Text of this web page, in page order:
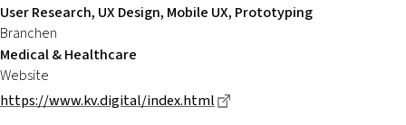
User Research, UX Design, Mobile UX, Prototyping
Branchen
Medical & Healthcare
Website
https://www.kv.digital/index.html